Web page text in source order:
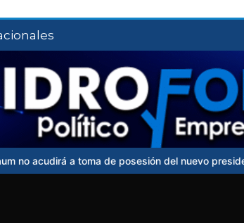
a toma de posesión del nuevo presidente de